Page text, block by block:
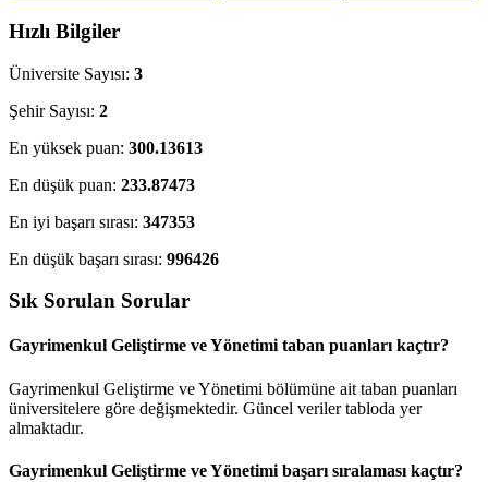
Hızlı Bilgiler
Üniversite Sayısı: 3
Şehir Sayısı: 2
En yüksek puan: 300.13613
En düşük puan: 233.87473
En iyi başarı sırası: 347353
En düşük başarı sırası: 996426
Sık Sorulan Sorular
Gayrimenkul Geliştirme ve Yönetimi taban puanları kaçtır?
Gayrimenkul Geliştirme ve Yönetimi bölümüne ait taban puanları
üniversitelere göre değişmektedir. Güncel veriler tabloda yer
almaktadır.
Gayrimenkul Geliştirme ve Yönetimi başarı sıralaması kaçtır?